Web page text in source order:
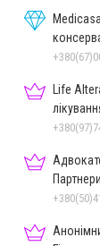
Life
зняття